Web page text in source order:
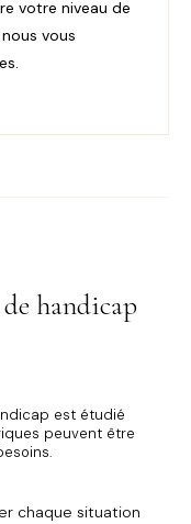
votre niveau de
vous
handicap
est étudié
peuvent être
chaque situation